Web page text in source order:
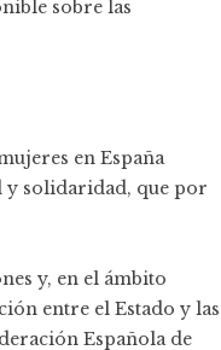
sobre las
en España
y solidaridad, que por
y, en el ámbito
entre el Estado y las
Española de